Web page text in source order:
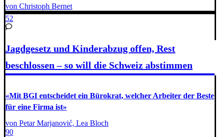
von Christoph Bernet
52
Jagdgesetz und Kinderabzug offen, Rest
beschlossen – so will die Schweiz abstimmen
«Mit BGI entscheidet ein Bürokrat, welcher Arbeiter der Beste
für eine Firma ist»
von Petar Marjanović, Lea Bloch
90